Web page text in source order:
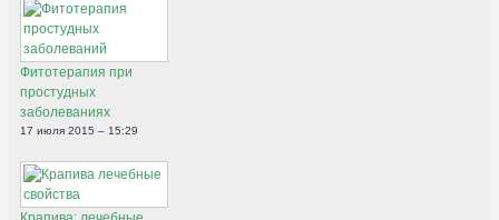
Фитотерапия при
простудных
заболеваниях
17 июля 2015 – 15:29